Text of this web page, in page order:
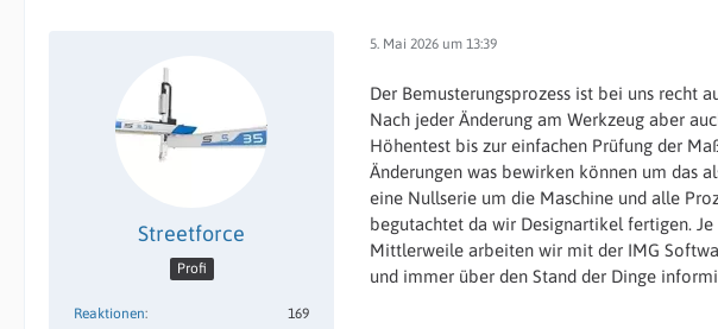
Streetforce
Profi
Reaktionen
169
5. Mai 2026 um 13:39
Der Bemusterungsprozess ist bei uns recht
Nach jeder Änderung am Werkzeug aber
Höhentest bis zur einfachen Prüfung der
Änderungen was bewirken können um das
eine Nullserie um die Maschine und alle
begutachtet da wir Designartikel fertigen.
Mittlerweile arbeiten wir mit der IMG
und immer über den Stand der Dinge